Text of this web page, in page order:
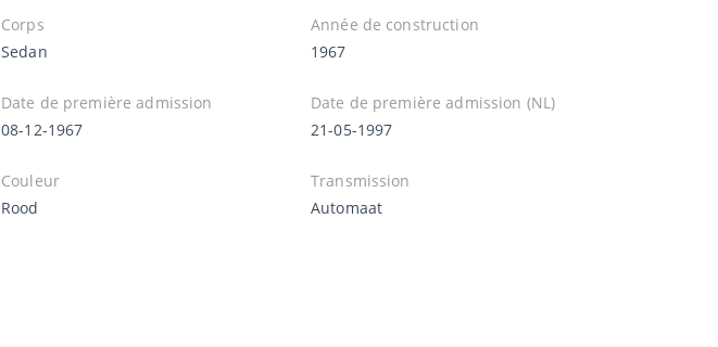
Corps
Sedan
Année de construction
1967
Date de première admission
08-12-1967
Date de première admission (NL)
21-05-1997
Couleur
Rood
Transmission
Automaat